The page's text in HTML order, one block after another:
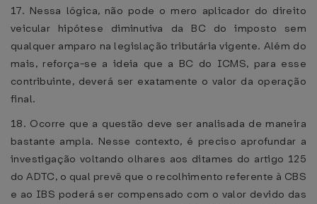
17. Nessa lógica, não pode o mero aplicador do direito
veicular hipótese diminutiva da BC do imposto sem
qualquer amparo na legislação tributária vigente. Além do
mais, reforça-se a ideia que a BC do ICMS, para esse
contribuinte, deverá ser exatamente o valor da operação
final.
18. Ocorre que a questão deve ser analisada de maneira
bastante ampla. Nesse contexto, é preciso aprofundar a
investigação voltando olhares aos ditames do artigo 125
do ADTC, o qual prevê que o recolhimento referente à CBS
e ao IBS poderá ser compensado com o valor devido das